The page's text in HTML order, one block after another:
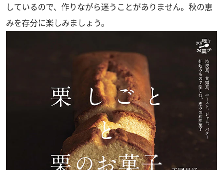
しているので、作りながら迷うことがありません。秋の恵
みを存分に楽しみましょう。